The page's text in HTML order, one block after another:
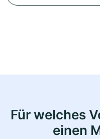
Für welches
einen